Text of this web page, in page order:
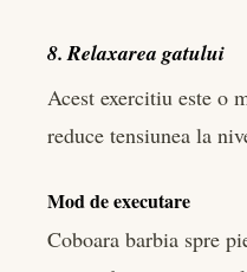
8. Relaxarea gatului
Acest exercitiu este o
reduce tensiunea la
Mod de executare
Coboara barbia spre